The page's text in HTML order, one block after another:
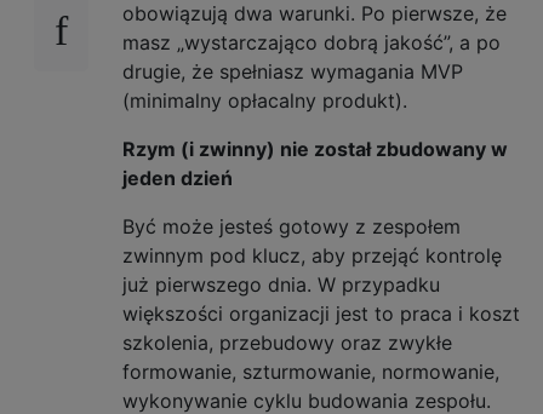
obowiązują dwa warunki. Po pierwsze, że
masz „wystarczająco dobrą jakość”, a po
drugie, że spełniasz wymagania MVP
(minimalny opłacalny produkt).
Rzym (i zwinny) nie został zbudowany w
jeden dzień
Być może jesteś gotowy z zespołem
zwinnym pod klucz, aby przejąć kontrolę
już pierwszego dnia. W przypadku
większości organizacji jest to praca i koszt
szkolenia, przebudowy oraz zwykłe
formowanie, szturmowanie, normowanie,
wykonywanie cyklu budowania zespołu.